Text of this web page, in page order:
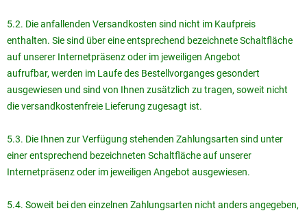
5.2. Die anfallenden Versandkosten sind nicht im Kaufpreis
enthalten. Sie sind über eine entsprechend bezeichnete Schaltfläche
auf unserer Internetpräsenz oder im jeweiligen Angebot
aufrufbar, werden im Laufe des Bestellvorganges gesondert
ausgewiesen und sind von Ihnen zusätzlich zu tragen, soweit nicht
die versandkostenfreie Lieferung zugesagt ist.
5.3. Die Ihnen zur Verfügung stehenden Zahlungsarten sind unter
einer entsprechend bezeichneten Schaltfläche auf unserer
Internetpräsenz oder im jeweiligen Angebot ausgewiesen.
5.4. Soweit bei den einzelnen Zahlungsarten nicht anders angegeben,